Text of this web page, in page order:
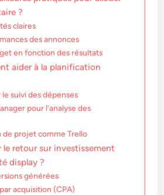
?
claires
des annonces
en fonction des résultats
aider à la planification
suivi des dépenses
pour l’analyse des
de projet comme Trello
le retour sur investissement
display ?
générées
acquisition (CPA)